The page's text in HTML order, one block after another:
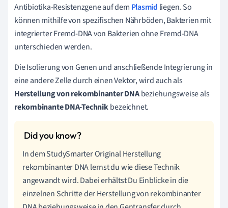
Antibiotika-Resistenzgene auf dem Plasmid liegen. So
können mithilfe von spezifischen Nährböden, Bakterien mit
integrierter Fremd-DNA von Bakterien ohne Fremd-DNA
unterschieden werden.
Die Isolierung von Genen und anschließende Integrierung in
eine andere Zelle durch einen Vektor, wird auch als
Herstellung von rekombinanter DNAbeziehungsweise als
rekombinante DNA-Technikbezeichnet.
In dem StudySmarter Original Herstellung
rekombinanter DNA lernst du wie diese Technik
angewandt wird. Dabei erhältst Du Einblicke in die
einzelnen Schritte der Herstellung von rekombinanter